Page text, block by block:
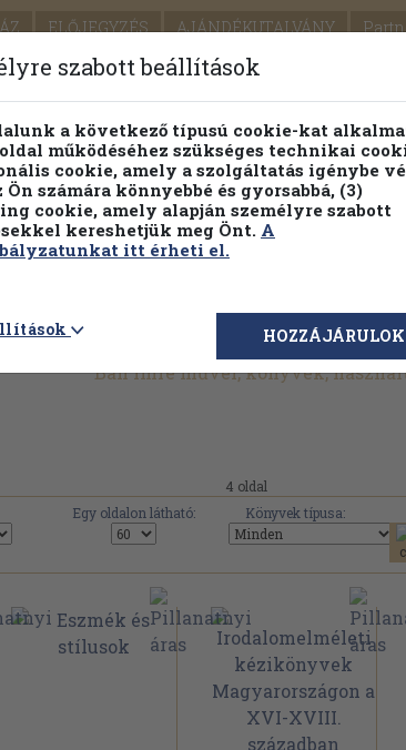
ELŐJEGYZÉS AJÁNDÉKUTALVÁNY
ÁRAINK FENNTARTHATÓ
Részletes kereső Témaköri fa
Bán Imre művei, könyvek,
4 oldal
Egy oldalon látható: Könyvek típusa:
szabott beállítások
a következő típusú cookie-kat
működéséhez szükséges technikai
cookie, amely a szolgáltatás igénybe
Ön számára könnyebbé és gyorsabbá, (3)
cookie, amely alapján személyre szabott
kereshetjük meg Önt. A
itt érheti el.
HOZZÁJÁRULOK